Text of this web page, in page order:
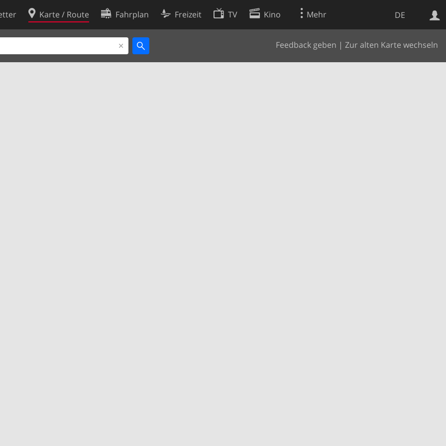
DE
Karte / Route Fahrplan Freizeit TV Kino Mehr
Feedback geben | Zur alten Karte wechseln
Websuche
Cookie-Richtlinie
Cookie-Einstellungen